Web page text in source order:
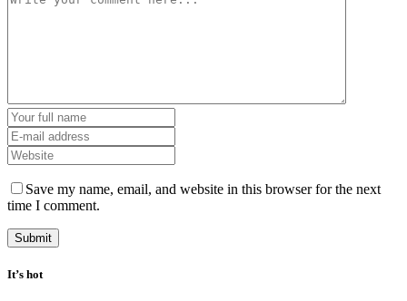
Save my name, email, and website in this browser for the next
time I comment.
It’s hot